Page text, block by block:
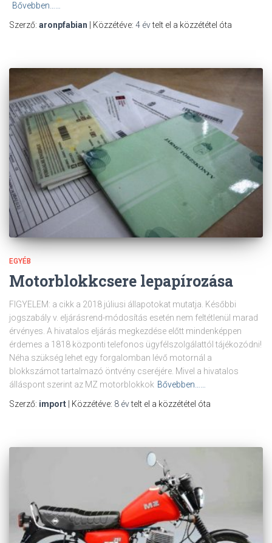
Bővebben……
Szerző: aronpfabian | Közzétéve: 4 évtelt el a közzététel óta
EGYÉB
Motorblokkcsere lepapírozása
FIGYELEM: a cikk a 2018 júliusi állapotokat mutatja. Későbbi
jogszabály v. eljárásrend-módosítás esetén nem feltétlenül marad
érvényes. A hivatalos eljárás megkezdése előtt mindenképpen
érdemes a 1818 központi telefonos ügyfélszolgálattól tájékozódni!
Néha szükség lehet egy forgalomban lévő motornál a
blokkszámot tartalmazó öntvény cseréjére. Mivel a hivatalos
álláspont szerint az MZ motorblokkok Bővebben……
Szerző: import | Közzétéve: 8 évtelt el a közzététel óta